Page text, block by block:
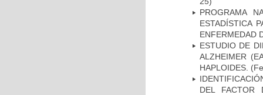
PROGRAMA
ESTADÍSTICA
ENFERMEDAD
ESTUDIO DE
ALZHEIMER
HAPLOIDES.
DEL FACTOR